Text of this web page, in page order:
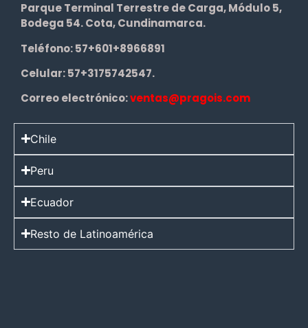
Parque Terminal Terrestre de Carga, Módulo 5,
Bodega 54. Cota, Cundinamarca.
Teléfono:57+601+8966891
Celular:57+3175742547.
Correo electrónico:ventas@pragois.com
Chile
Peru
Ecuador
Resto de Latinoamérica